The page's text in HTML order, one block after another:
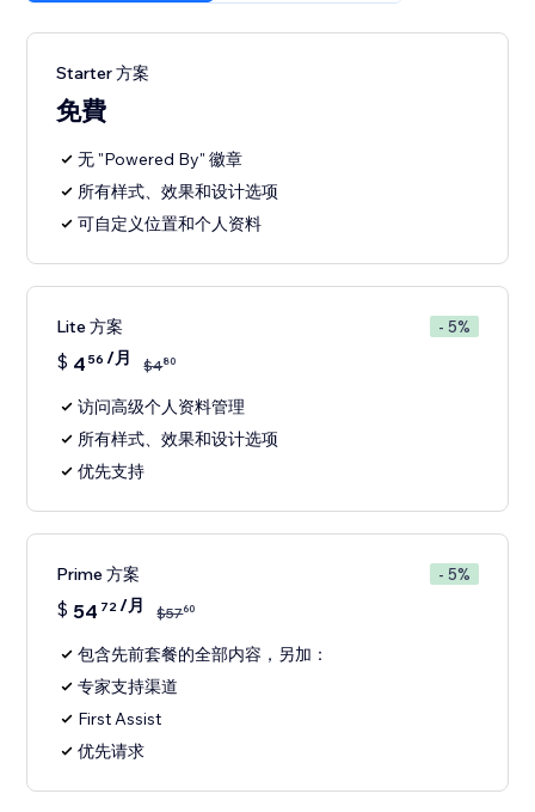
Starter 方案
免費
无 "Powered By" 徽章
所有样式、效果和设计选项
可自定义位置和个人资料
Lite 方案 - 5%
$ 4 56 /月 $480
访问高级个人资料管理
所有样式、效果和设计选项
优先支持
Prime 方案 - 5%
$ 54 72/月 $5760
包含先前套餐的全部内容，另加：
专家支持渠道
First Assist
优先请求